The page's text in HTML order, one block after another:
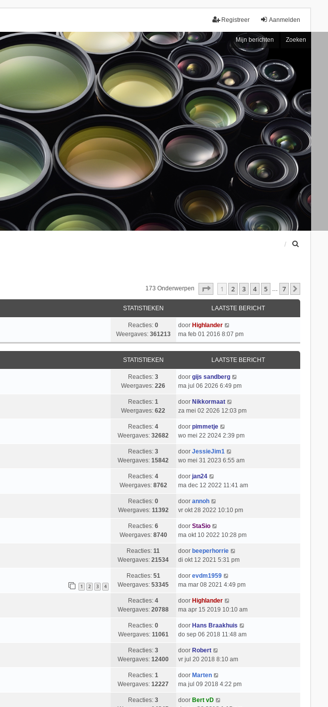
Aanmelden
Registreer
Mijn berichten Zoeken
173 Onderwerpen Pagina1 Van 7
1 2 3 4 5 … 7
STATISTIEKEN LAATSTE BERICHT
Reacties:0
Weergaves: 361213
door Highlander
ma feb 01 2016 8:07 pm
STATISTIEKEN LAATSTE BERICHT
Reacties:3
Weergaves:226
door gijs sandberg
ma jul 06 2026 6:49 pm
Reacties:1
Weergaves:622
door Nikkormaat
za mei 02 2026 12:03 pm
Reacties:4
Weergaves:32682
door pimmetje
wo mei 22 2024 2:39 pm
Reacties:3
Weergaves:15842
door JessieJim1
wo mei 31 2023 6:55 am
Reacties:4
Weergaves: 8762
door jan24
ma dec 12 2022 11:41 am
Reacties:0
Weergaves: 11392
door annoh
vr okt 28 2022 10:10 pm
Reacties:6
Weergaves: 8740
door StaSio
ma okt 10 2022 10:28 pm
Reacties:11
Weergaves:21534
door beeperhorrie
di okt 12 2021 5:31 pm
1 2 3 4
Reacties: 51
Weergaves:53345
door evdm1959
ma mar 08 2021 4:49 pm
Reacties:4
Weergaves:20788
door Highlander
ma apr 15 2019 10:10 am
Reacties:0
Weergaves: 11061
door Hans Braakhuis
do sep 06 2018 11:48 am
Reacties:3
Weergaves:12400
door Robert
vr jul 20 2018 8:10 am
Reacties:1
Weergaves:12227
door Marten
ma jul 09 2018 4:22 pm
Reacties:3
door Bert vD